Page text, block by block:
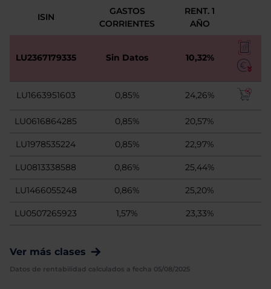
ISIN
GASTOS
CORRIENTES
RENT. 1
AÑO
LU2367179335 Sin Datos 10,32%
LU1663951603 0,85% 24,26%
LU0616864285 0,85% 20,57%
LU1978535224 0,85% 22,97%
LU0813338588 0,86% 25,44%
LU1466055248 0,86% 25,20%
LU0507265923 1,57% 23,33%
Ver más clases
Datos de rentabilidad calculados a fecha 05/08/2025